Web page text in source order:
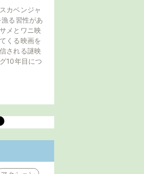
カベンジャ
る習性があ
メとワニ映
くる映画を
される謎映
10年目につ